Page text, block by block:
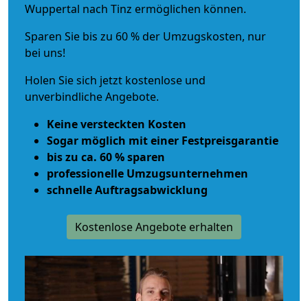
Wuppertal nach Tinz ermöglichen können.
Sparen Sie bis zu 60 % der Umzugskosten, nur
bei uns!
Holen Sie sich jetzt kostenlose und
unverbindliche Angebote.
Keine versteckten Kosten
Sogar möglich mit einer Festpreisgarantie
bis zu ca. 60 % sparen
professionelle Umzugsunternehmen
schnelle Auftragsabwicklung
Kostenlose Angebote erhalten